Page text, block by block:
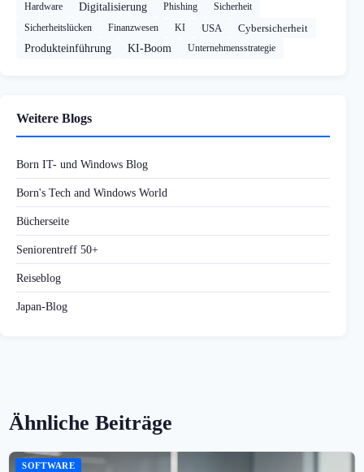
Hardware Digitalisierung Phishing
Sicherheit
Sicherheitslücken
Finanzwesen KI USA
Cybersicherheit
Produkteinführung
KI-Boom Unternehmensstrategie
Weitere Blogs
Born IT- und Windows Blog
Born's Tech and Windows World
Bücherseite
Seniorentreff 50+
Reiseblog
Japan-Blog
Ähnliche Beiträge
SOFTWARE